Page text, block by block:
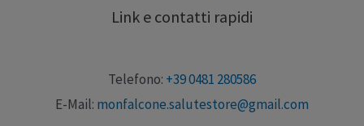
Link e contatti rapidi
Telefono: +39 0481 280586
E-Mail: monfalcone.salutestore@gmail.com